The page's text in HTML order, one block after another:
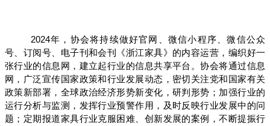
2024年，协会将持续做好官网、微信小程序、微信公众
号、订阅号、电子刊和会刊《浙江家具》的内容运营，编织好一
张行业的信息网，建立起行业的信息共享平台。协会将通过信息
网，广泛宣传国家政策和行业发展动态，密切关注党和国家有关
政策新部署，全球政治经济形势新变化，研判形势；加强行业的
运行分析与监测，发挥行业预警作用，及时反映行业发展中的问
题；定期报道家具行业克服困难、创新发展的案例，不断提振行